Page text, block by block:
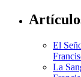
El
La